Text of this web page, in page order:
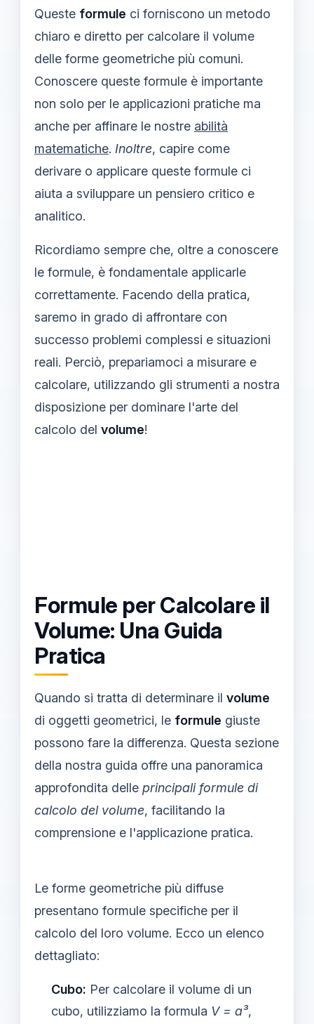
Queste formule ci forniscono un metodo
chiaro e diretto per calcolare il volume
delle forme geometriche più comuni.
Conoscere queste formule è importante
non solo per le applicazioni pratiche ma
anche per affinare le nostre abilità
matematiche. Inoltre, capire come
derivare o applicare queste formule ci
aiuta a sviluppare un pensiero critico e
analitico.
Ricordiamo sempre che, oltre a conoscere
le formule, è fondamentale applicarle
correttamente. Facendo della pratica,
saremo in grado di affrontare con
successo problemi complessi e situazioni
reali. Perciò, prepariamoci a misurare e
calcolare, utilizzando gli strumenti a nostra
disposizione per dominare l'arte del
calcolo del volume!
Formule per Calcolare il
Volume: Una Guida
Pratica
Quando si tratta di determinare il volume
di oggetti geometrici, le formule giuste
possono fare la differenza. Questa sezione
della nostra guida offre una panoramica
approfondita delle principali formule di
calcolo del volume, facilitando la
comprensione e l'applicazione pratica.
Le forme geometriche più diffuse
presentano formule specifiche per il
calcolo del loro volume. Ecco un elenco
dettagliato:
Cubo: Per calcolare il volume di un
cubo, utilizziamo la formula V = a³,